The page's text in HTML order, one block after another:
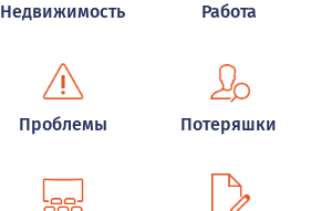
Недвижимость Работа
Проблемы Потеряшки